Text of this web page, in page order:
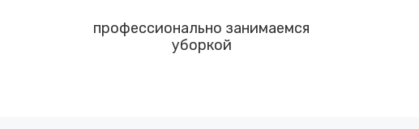
профессионально занимаемся
уборкой